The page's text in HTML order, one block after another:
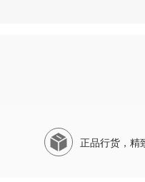
正品行货，精